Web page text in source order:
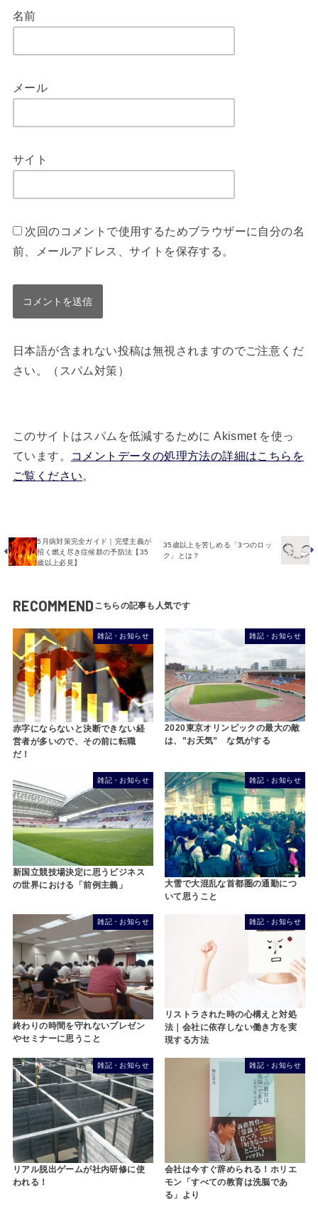
名前
メール
サイト
次回のコメントで使用するためブラウザーに自分の名
前、メールアドレス、サイトを保存する。
日本語が含まれない投稿は無視されますのでご注意くだ
さい。（スパム対策）
このサイトはスパムを低減するために Akismet を使っ
ています。
コメントデータの処理方法の詳細はこちらを
ご覧ください。
5月病対策完全ガイド｜完璧主義が
招く燃え尽き症候群の予防法【35
歳以上必見】
35歳以上を苦しめる「3つのロッ
ク」とは？
RECOMMEND
雑記・お知らせ
赤字にならないと決断できない経
営者が多いので、その前に転職
だ！
雑記・お知らせ
2020東京オリンピックの最大の敵
は、”お天気” な気がする
雑記・お知らせ
新国立競技場決定に思うビジネス
の世界における「前例主義」
雑記・お知らせ
大雪で大混乱な首都圏の通勤につ
いて思うこと
雑記・お知らせ
終わりの時間を守れないプレゼン
やセミナーに思うこと
雑記・お知らせ
リストラされた時の心構えと対処
法｜会社に依存しない働き方を実
現する方法
雑記・お知らせ
リアル脱出ゲームが社内研修に使
われる！
雑記・お知らせ
会社は今すぐ辞められる！ホリエ
モン「すべての教育は洗脳であ
る」より